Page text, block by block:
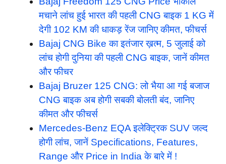
मचाने लांच हुई भारत की पहली CNG बाइक 1 KG में
देगी 102 KM की धाकड़ रेंज जानिए कीमत, फीचर्स
Bajaj CNG Bike का इतंजार ख़त्म, 5 जुलाई को
लांच होगी दुनिया की पहली CNG बाइक, जानें कीमत
और फीचर
Bajaj Bruzer 125 CNG: लो भैया आ गई बजाज
CNG बाइक अब होगी सबकी बोलती बंद, जानिए
कीमत और फीचर्स
Mercedes-Benz EQA इलेक्ट्रिक SUV जल्द
होगी लांच, जानें Specifications, Features,
Range और Price in India के बारे में !